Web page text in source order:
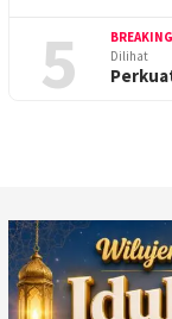
5
Dilihat